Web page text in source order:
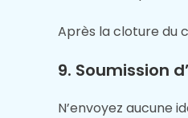
Après la cloture du
9. Soumission
N’envoyez aucune